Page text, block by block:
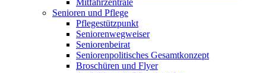
Mitfahrzentrale
Senioren und Pflege
Pflegestützpunkt
Seniorenwegweiser
Seniorenbeirat
Seniorenpolitisches Gesamtkonzept
Broschüren und Flyer